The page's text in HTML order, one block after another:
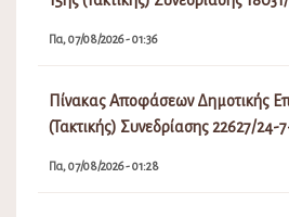
Πα, 07/08/2026 - 01:36
Πίνακας Αποφάσεων Δημοτικής
(Τακτικής) Συνεδρίασης 22627/24-
Πα, 07/08/2026 - 01:28